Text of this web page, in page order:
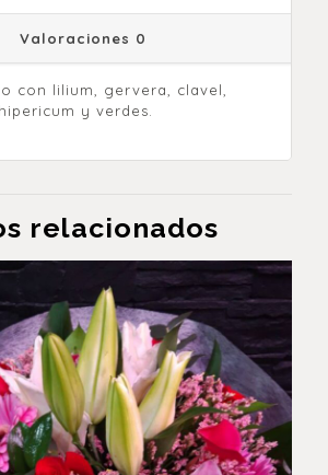
Valoraciones 0
con lilium, gervera, clavel,
y verdes.
relacionados